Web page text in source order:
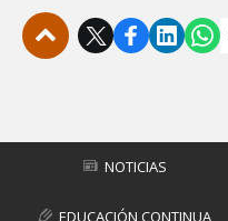
NOTICIAS
EDUCACIÓN CONTINUA